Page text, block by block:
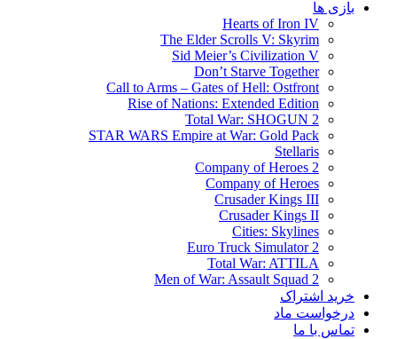
بازی ها
Hearts of Iron IV
The Elder Scrolls V: Skyrim
Sid Meier’s Civilization V
Don’t Starve Together
Call to Arms – Gates of Hell: Ostfront
Rise of Nations: Extended Edition
Total War: SHOGUN 2
STAR WARS Empire at War: Gold Pack
Stellaris
Company of Heroes 2
Company of Heroes
Crusader Kings III
Crusader Kings II
Cities: Skylines
Euro Truck Simulator 2
Total War: ATTILA
Men of War: Assault Squad 2
خرید اشتراک
درخواست ماد
تماس با ما